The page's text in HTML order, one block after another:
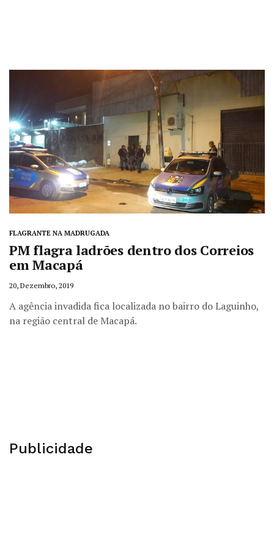
FLAGRANTE NA MADRUGADA
PM flagra ladrões dentro dos Correios
em Macapá
20, Dezembro, 2019
A agência invadida fica localizada no bairro do Laguinho,
na região central de Macapá.
Publicidade